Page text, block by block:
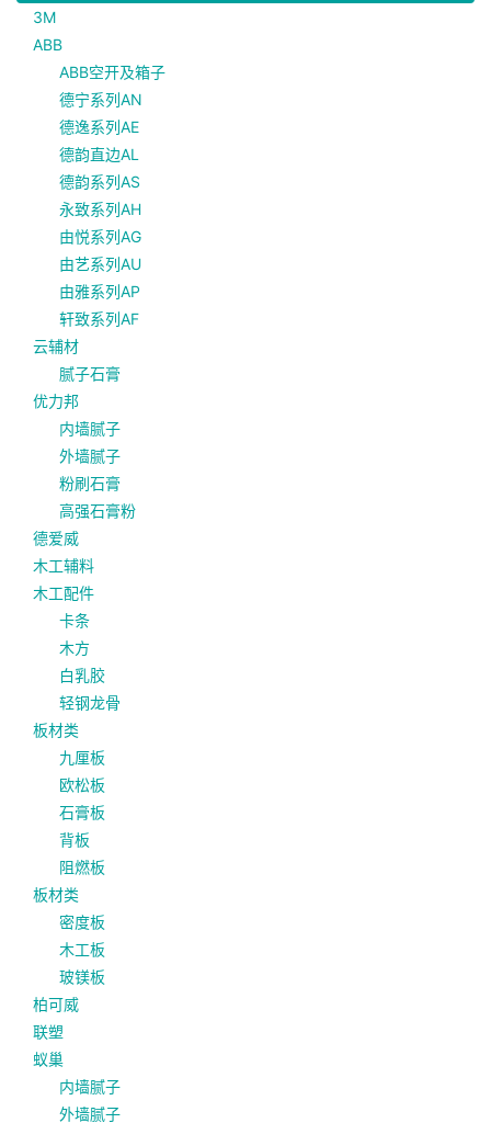
3M
ABB
ABB空开及箱子
德宁系列AN
德逸系列AE
德韵直边AL
德韵系列AS
永致系列AH
由悦系列AG
由艺系列AU
由雅系列AP
轩致系列AF
云辅材
腻子石膏
优力邦
内墙腻子
外墙腻子
粉刷石膏
高强石膏粉
德爱威
木工辅料
木工配件
卡条
木方
白乳胶
轻钢龙骨
板材类
九厘板
欧松板
石膏板
背板
阻燃板
板材类
密度板
木工板
玻镁板
柏可威
联塑
蚁巢
内墙腻子
外墙腻子